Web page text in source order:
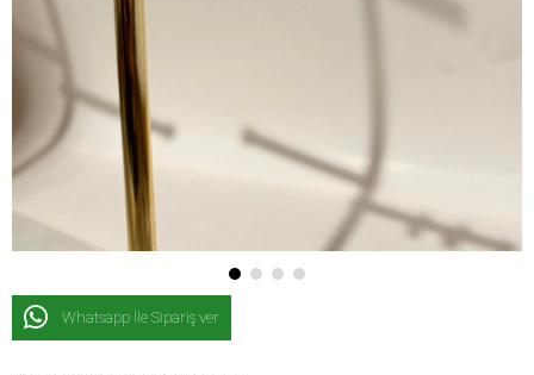
Whatsapp İle Sipariş ver